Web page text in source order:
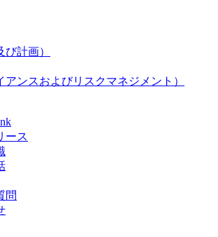
び計画）
アンスおよびリスクマネジメント）
ース
問